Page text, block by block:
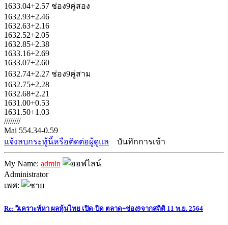
1633.04+2.57 ช่อง9คู่สอง
1632.93+2.46
1632.63+2.16
1632.52+2.05
1632.85+2.38
1633.16+2.69
1633.07+2.60
1632.74+2.27 ช่อง9คู่สาม
1632.75+2.28
1632.68+2.21
1631.00+0.53
1631.50+1.03
////////
Mai 554.34-0.59
แจ้งลบกระทู้นี้หรือติดต่อผู้ดูแล
บันทึกการเข้า
My Name: admin
Administrator
เพศ:
Re: วิเคราะห์หา ผลหุ้นไทย เปิด-ปิด ตลาด+ช่อง9จากสถิติ 11 พ.ย. 2564